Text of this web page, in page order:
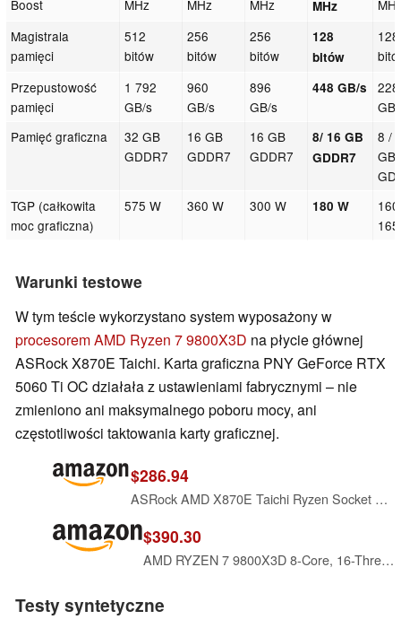
Boost
MHz
MHz
MHz
MHz
Magistrala
pamięci
512
bitów
256
bitów
256
bitów
128
bitów
128
Przepustowość
pamięci
1 792
GB/s
960
GB/s
896
GB/s
448 GB/s
228
Pamięć graficzna
32 GB
GDDR7
16 GB
GDDR7
16 GB
GDDR7
8/ 16 GB
GDDR7
8 /
GB
TGP (całkowita
moc graficzna)
575 W 360 W 300 W 180 W
Warunki testowe
W tym teście wykorzystano system wyposażony w
procesorem AMD Ryzen 7 9800X3D na płycie głównej
ASRock X870E Taichi. Karta graficzna PNY GeForce RTX
5060 Ti OC działała z ustawieniami fabrycznymi – nie
zmieniono ani maksymalnego poboru mocy, ani
częstotliwości taktowania karty graficznej.
$286.94
ASRock AMD X870E Taichi Ryzen Socket AM5 X870 Dual Channel DDR5 DIMMs 256 GB 8200 EATX Motherboard M.2 LED WiFi 7
$390.30
AMD RYZEN 7 9800X3D 8-Core, 16-Thread Desktop Processor
Testy syntetyczne